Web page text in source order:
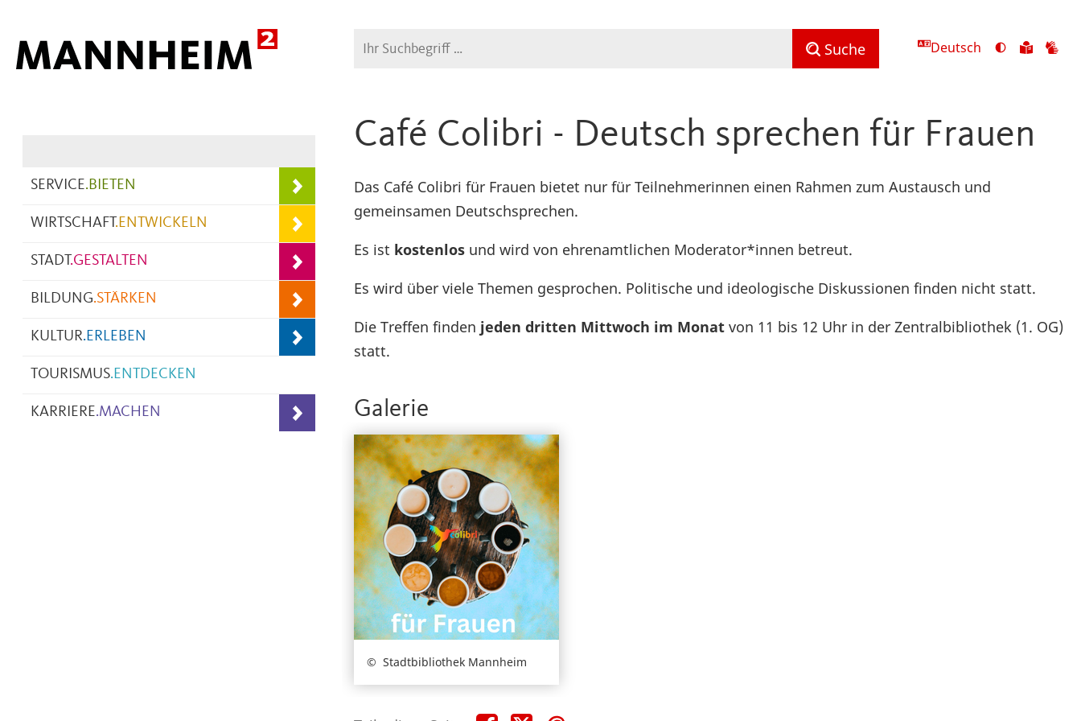
Suche Suche Deutsch
Ansicht
umschalten
Zu
SERVICE.BIETEN
WIRTSCHAFT.ENTWICKELN
STADT.GESTALTEN
BILDUNG.STÄRKEN
KULTUR.ERLEBEN
TOURISMUS.ENTDECKEN
KARRIERE.MACHEN
Café Colibri - Deutsch sprechen für Frauen
Das Café Colibri für Frauen bietet nur für Teilnehmerinnen einen Rahmen zum Austausch und
gemeinsamen Deutschsprechen.
Es ist kostenlos und wird von ehrenamtlichen Moderator*innen betreut.
Es wird über viele Themen gesprochen. Politische und ideologische Diskussionen finden nicht statt.
Die Treffen finden jeden dritten Mittwoch im Monat von 11 bis 12 Uhr in der Zentralbibliothek (1. OG)
statt.
Galerie
Stadtbibliothek Mannheim